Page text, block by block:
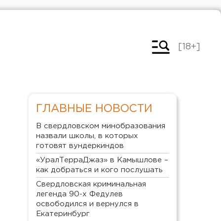
[18+]
ГЛАВНЫЕ НОВОСТИ
В свердловском минобразования
назвали школы, в которых
готовят вундеркиндов
«УралТерраДжаз» в Камышлове –
как добраться и кого послушать
Свердловская криминальная
легенда 90-х Федулев
освободился и вернулся в
Екатеринбург